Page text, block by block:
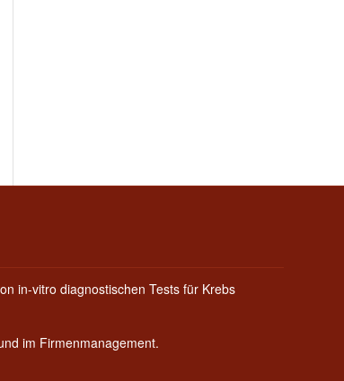
in-vitro diagnostischen Tests für Krebs
im Firmenmanagement.